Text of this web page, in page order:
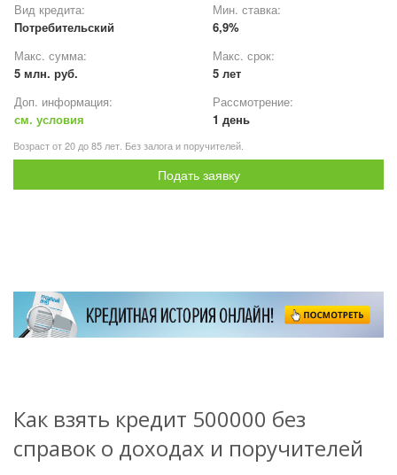
Вид кредита:
Потребительский
Мин. ставка:
6,9%
Макс. сумма:
5 млн. руб.
Макс. срок:
5 лет
Доп. информация:
см. условия
Рассмотрение:
1 день
Возраст от 20 до 85 лет. Без залога и поручителей.
Подать заявку
Как взять кредит 500000 без
справок о доходах и поручителей